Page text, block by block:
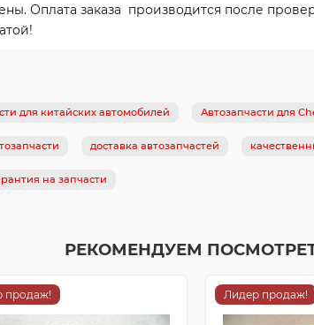
Оплата заказа производится после
для китайских автомобилей Автозапчасти для
доставка автозапчастей
на запчасти
РЕКОМЕНДУЕМ
продаж! Лидер продаж!